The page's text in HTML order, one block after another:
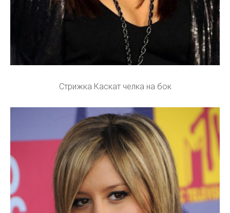
Стрижка Каскат челка на бок